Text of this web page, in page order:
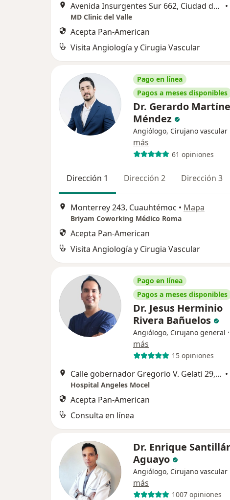
Avenida Insurgentes Sur 662, Ciudad de México •
MD Clinic del Valle
Acepta Pan-American
Visita Angiología y Cirugia Vascular
Pago en línea
Pagos a meses disponibles
Dr. Gerardo
Méndez
Angiólogo, Cirujano vascular
más
61 opiniones
Dirección 1 Dirección 2 Dirección 3
Monterrey 243, Cuauhtémoc • Mapa
Briyam Coworking Médico Roma
Acepta Pan-American
Visita Angiología y Cirugia Vascular
Pago en línea
Pagos a meses disponibles
Dr. Jesus Herminio
Rivera Bañuelos
Angiólogo, Cirujano general ·
más
15 opiniones
Calle gobernador Gregorio V. Gelati 29, Miguel Hidalgo •
Hospital Angeles Mocel
Acepta Pan-American
Consulta en línea
Dr. Enrique
Aguayo
Angiólogo, Cirujano vascular
más
1007 opiniones